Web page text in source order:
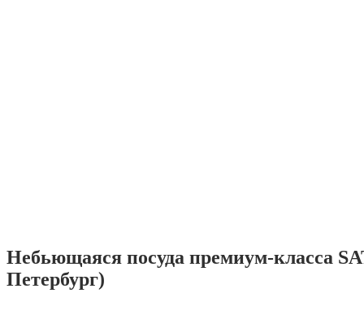
Небьющаяся посуда премиум-класса
Петербург)